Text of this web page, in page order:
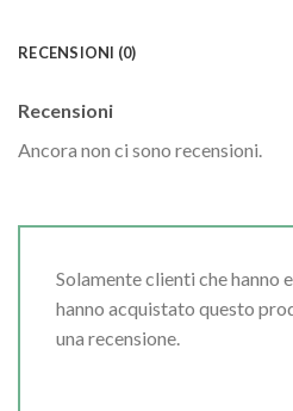
RECENSIONI (0)
Recensioni
Ancora non ci sono recensioni.
Solamente clienti che hanno
hanno acquistato questo
una recensione.